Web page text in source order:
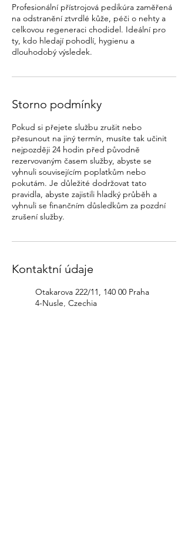
Profesionální přístrojová pedikúra zaměřená
na odstranění ztvrdlé kůže, péči o nehty a
celkovou regeneraci chodidel. Ideální pro
ty, kdo hledají pohodlí, hygienu a
dlouhodobý výsledek.
Storno podmínky
Pokud si přejete službu zrušit nebo
přesunout na jiný termín, musíte tak učinit
nejpozději 24 hodin před původně
rezervovaným časem služby, abyste se
vyhnuli souvisejícím poplatkům nebo
pokutám. Je důležité dodržovat tato
pravidla, abyste zajistili hladký průběh a
vyhnuli se finančním důsledkům za pozdní
zrušení služby.
Kontaktní údaje
Otakarova 222/11, 140 00 Praha
4-Nusle, Czechia